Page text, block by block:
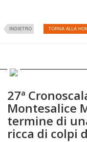
INDIETRO TORNA ALLA
27ª
Montesalice
termine di
ricca di colpi